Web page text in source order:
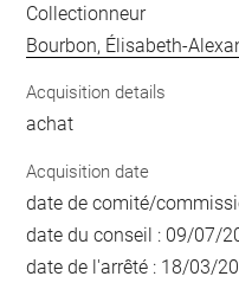
Collectionneur
Bourbon, Élisabeth-
Acquisition details
achat
Acquisition date
date de comité/
date du conseil : 09/07/
date de l'arrêté : 18/03/